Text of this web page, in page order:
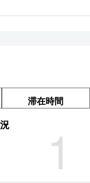
滞在時間
1